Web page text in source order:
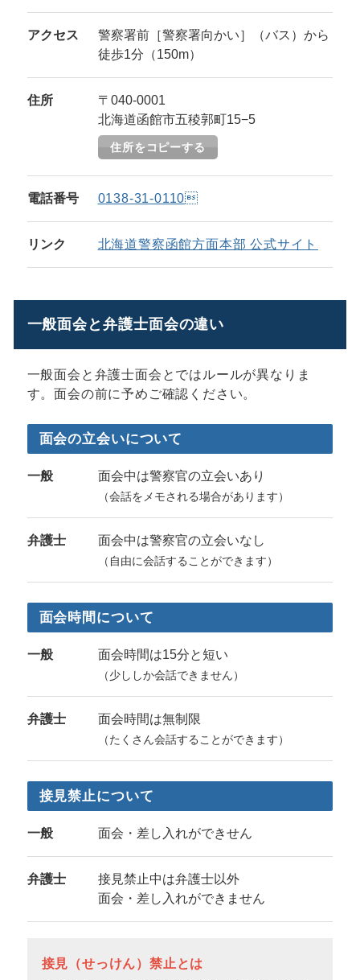
アクセス
警察署前［警察署向かい］（バス）から
徒歩1分（150m）
住所
〒040-0001
北海道函館市五稜郭町15−5
住所をコピーする
電話番号 0138-31-0110
リンク 北海道警察函館方面本部 公式サイト
一般面会と弁護士面会の違い
一般面会と弁護士面会とではルールが異なりま
す。面会の前に予めご確認ください。
面会の立会いについて
一般 面会中は警察官の立会いあり
（会話をメモされる場合があります）
弁護士 面会中は警察官の立会いなし
（自由に会話することができます）
面会時間について
一般 面会時間は15分と短い
（少ししか会話できません）
弁護士 面会時間は無制限
（たくさん会話することができます）
接見禁止について
一般 面会・差し入れができせん
弁護士
接見禁止中は弁護士以外
面会・差し入れができません
接見（せっけん）禁止とは